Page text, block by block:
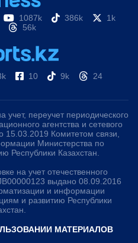
1087k 386k
1k
56k
10 9k 24
учет, переучет периодического
агентства и сетевого
Комитетом связи,
Министерства по
Республики Казахстан.
на учет отечественного
выдано 08.09.2016
и информации
и развитию Республики
МАТЕРИАЛОВ